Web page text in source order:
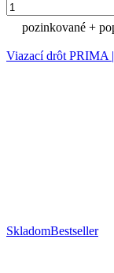
pozinkované +
Viazací drôt PRIMA
SkladomBestseller